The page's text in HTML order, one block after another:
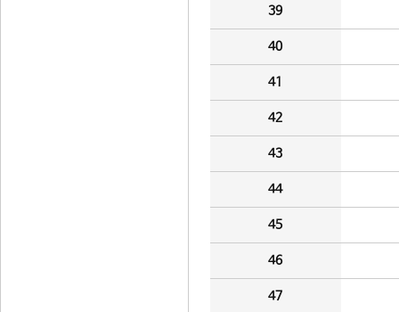
39
40
41
42
43
44
45
46
47